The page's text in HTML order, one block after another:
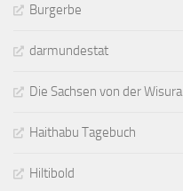
Burgerbe
darmundestat
Die Sachsen von der Wisura
Haithabu Tagebuch
Hiltibold